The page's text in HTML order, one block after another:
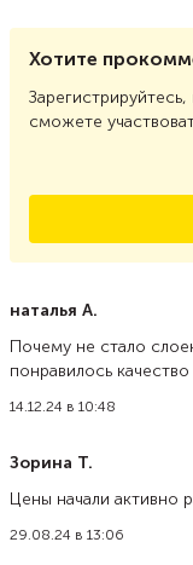
Хотите
сможете
наталья А.
Почему не стало
понравилось качество
14.12.24 в 10:48
Зорина Т.
Цены начали активно
29.08.24 в 13:06